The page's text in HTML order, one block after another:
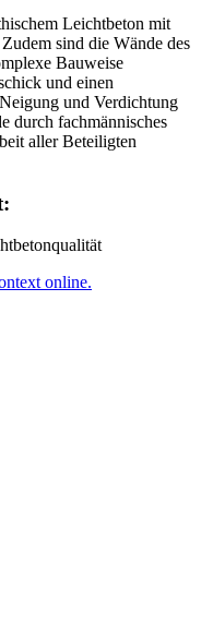
Leichtbeton mit
sind die Wände des
Bauweise
und einen
und Verdichtung
durch fachmännisches
aller Beteiligten
online.